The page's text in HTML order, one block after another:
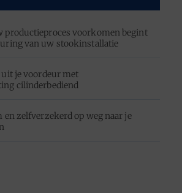
productieproces voorkomen begint
van uw stookinstallatie
uit je voordeur met
cilinderbediend
en zelfverzekerd op weg naar je